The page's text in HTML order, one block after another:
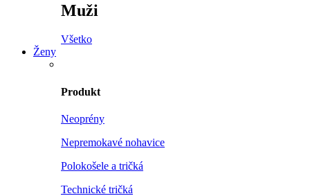
Muži
Všetko
Ženy
Produkt
Neoprény
Nepremokavé nohavice
Polokošele a tričká
Technické tričká